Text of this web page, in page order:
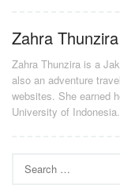
Zahra Thunzira
Zahra Thunzira is a
also an adventure
websites. She earned
University of Indonesia.
for: